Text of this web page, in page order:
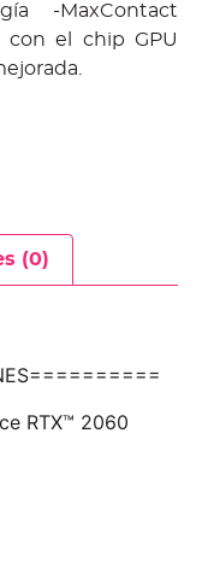
-MaxContact
el chip GPU
(0)
RTX™ 2060